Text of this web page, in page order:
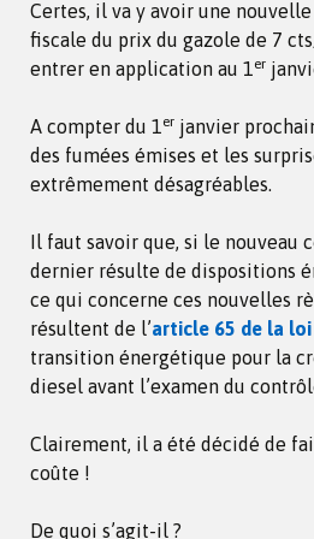
Certes, il va y avoir une
fiscale du prix du gazole de 7
entrer en application au 1er
A compter du 1er janvier
des fumées émises et les
extrêmement désagréables.
Il faut savoir que, si le nouveau
dernier résulte de dispositions
ce qui concerne ces nouvelles
résultent de l’article 65 de la loi
transition énergétique pour la
diesel avant l’examen du
Clairement, il a été décidé de
coûte !
De quoi s’agit-il ?